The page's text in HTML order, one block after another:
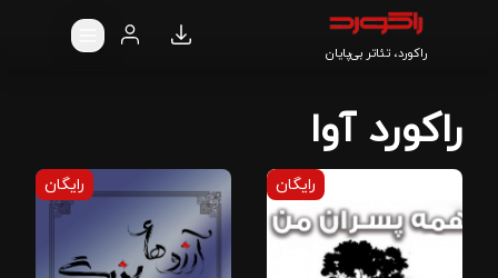
راکورد، تئاتر بی‌پایان
راکورد آوا
رایگان رایگان